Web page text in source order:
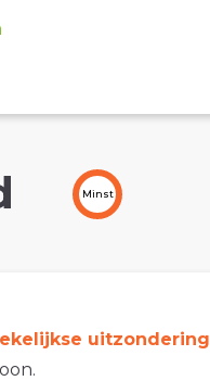
Minst
uitzondering